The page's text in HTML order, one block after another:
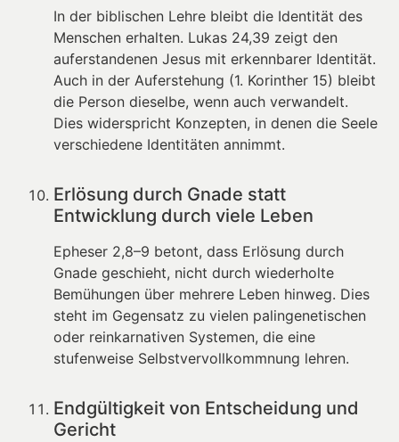
In der biblischen Lehre bleibt die Identität des
Menschen erhalten. Lukas 24,39 zeigt den
auferstandenen Jesus mit erkennbarer Identität.
Auch in der Auferstehung (1. Korinther 15) bleibt
die Person dieselbe, wenn auch verwandelt.
Dies widerspricht Konzepten, in denen die Seele
verschiedene Identitäten annimmt.
Erlösung durch Gnade statt
Entwicklung durch viele Leben
Epheser 2,8–9 betont, dass Erlösung durch
Gnade geschieht, nicht durch wiederholte
Bemühungen über mehrere Leben hinweg. Dies
steht im Gegensatz zu vielen palingenetischen
oder reinkarnativen Systemen, die eine
stufenweise Selbstvervollkommnung lehren.
Endgültigkeit von Entscheidung und
Gericht